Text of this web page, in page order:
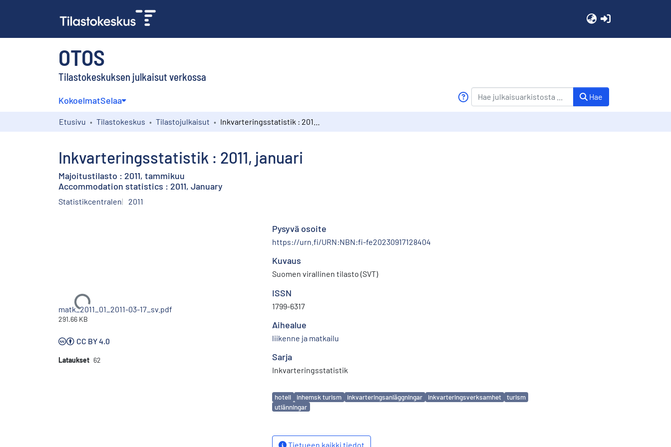
OTOS
Tilastokeskuksen julkaisut verkossa
KokoelmatSelaa Hae
Etusivu Tilastokeskus Tilastojulkaisut
Inkvarteringsstatistik : 2011, januari
Majoitustilasto : 2011, tammikuu
Accommodation statistics : 2011, January
Statistikcentralen 2011
Ladataan...
matk_2011_01_2011-03-17_sv.pdf
291.66 KB
CC BY 4.0
Lataukset 62
Pysyvä osoite
https://urn.fi/URN:NBN:fi-fe20230917128404
Kuvaus
Suomen virallinen tilasto (SVT)
ISSN
1799-6317
Aihealue
liikenne ja matkailu
Sarja
Inkvarteringsstatistik
Avainsanat
hotell inhemsk turism inkvarteringsanläggningar inkvarteringsverksamhet
turism
utlänningar
Tietueen kaikki tiedot